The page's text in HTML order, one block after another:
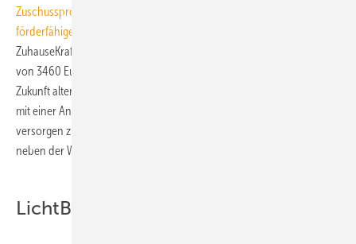
Zuschussprogramm
förderfähigen KWK-Anlagen bis einschließlich 20 kWel
ZuhauseKraftwerke (Volkswagen EcoBlue 2.0 Gen. 1) ein Förderbetrag
von 3460 Euro ausgewiesen. LichtBlick wird das ZuhauseKraftwerk in
Zukunft alternativ auch mit Spitzenlastheizkessel verkaufen, um auch
mit einer Anlage Gebäude mit sehr großem Wärmeverbrauch
versorgen zu können. Zudem können Immobilienbesitzer demnächst
neben der Wärme auch den Strom selber nutzen.
LichtBlick will die Anlagen betreiben